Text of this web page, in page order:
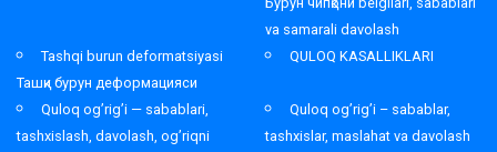
va samarali davolash
Tashqi burun deformatsiyasi
Ташқи бурун деформацияси
QULOQ KASALLIKLARI
Quloq og’rig’i — sabablari,
tashxislash, davolash, og’riqni
Quloq og’rig’i – sabablar,
tashxislar, maslahat va davolash